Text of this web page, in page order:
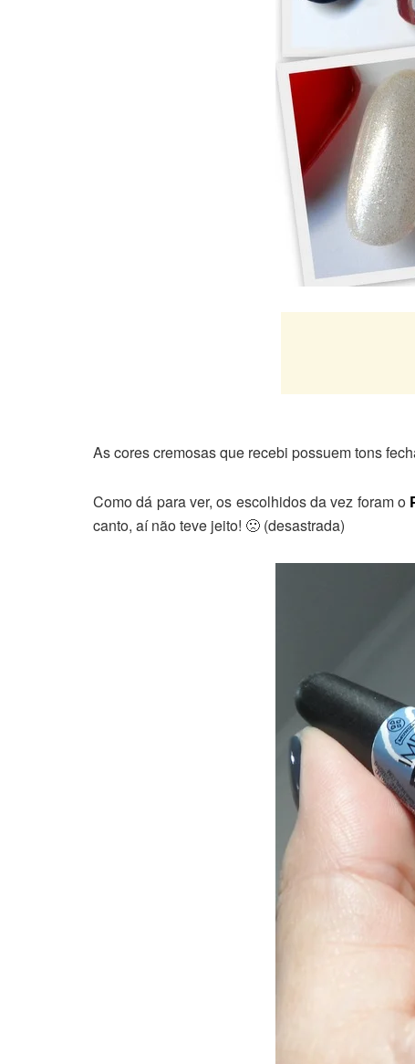
As cores cremosas que recebi possuem tons
Como dá para ver, os escolhidos da vez foram o
canto, aí não teve jeito! 🙁 (desastrada)